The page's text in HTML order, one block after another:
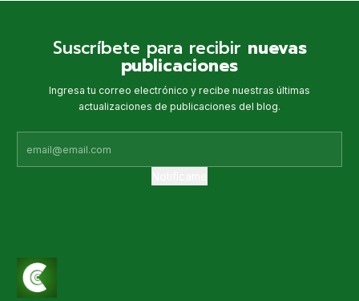
Suscríbete para recibir nuevas
publicaciones
Ingresa tu correo electrónico y recibe nuestras últimas
actualizaciones de publicaciones del blog.